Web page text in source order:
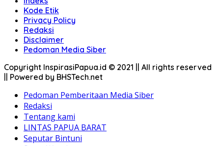
Kode Etik
Privacy Policy
Redaksi
Disclaimer
Pedoman Media Siber
Copyright InspirasiPapua.id © 2021 || All rights reserved
|| Powered by BHSTech.net
Pedoman Pemberitaan Media Siber
Redaksi
Tentang kami
LINTAS PAPUA BARAT
Seputar Bintuni